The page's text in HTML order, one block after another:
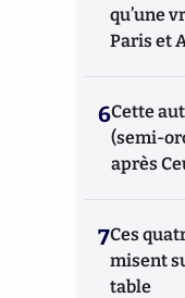
qu’une
Paris et
6Cette
(semi-
après
7Ces
misent
table